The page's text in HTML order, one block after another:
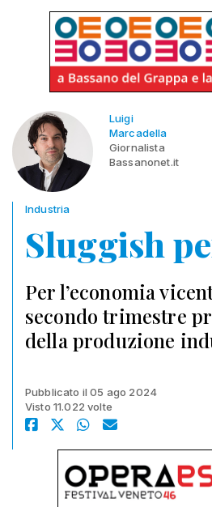
Luigi
Marcadella
Giornalista
Bassanonet.it
Industria
Sluggish
Per l’economia
secondo trimestre
della produzione
Pubblicato il 05 ago 2024
Visto 11.022 volte